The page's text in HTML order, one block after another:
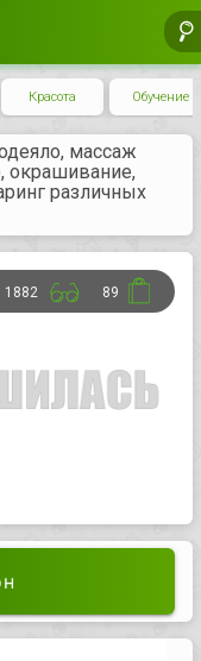
Красота Обучение
массаж
окрашивание,
различных
1882 89